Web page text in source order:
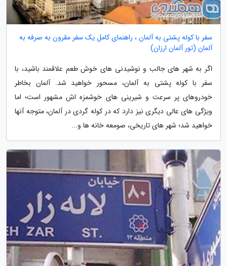
سفر با کوله پشتی به آلمان ، راهنمای کامل یک سفر مقرون به صرفه به
آلمان (تور آلمان ارزان)
اگر به شهر های جالب و نوشیدنی های خوش طعم علاقمند باشید، با
سفر با کوله پشتی به آلمان، مسحور خواهید شد. آلمان بخاطر
خودروهای پر سرعت و شیرینی های خوشمزه اش مشهور است؛ اما
ویژگی های عالی دیگری نیز دارد که در کوله گردی در آلمان، متوجه آنها
خواهید شد؛ شهر های تاریخی، صومعه خانه ها و...